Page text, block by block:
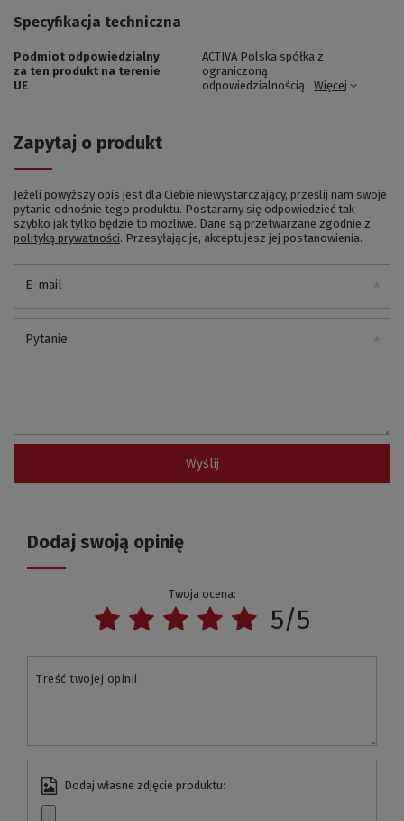
Specyfikacja techniczna
Podmiot odpowiedzialny
za ten produkt na terenie
UE
ACTIVA Polska spółka z
ograniczoną
odpowiedzialnością
Więcej
Zapytaj o produkt
Jeżeli powyższy opis jest dla Ciebie niewystarczający, prześlij nam swoje
pytanie odnośnie tego produktu. Postaramy się odpowiedzieć tak
szybko jak tylko będzie to możliwe. Dane są przetwarzane zgodnie z
polityką prywatności. Przesyłając je, akceptujesz jej postanowienia.
E-mail
Pytanie
Wyślij
Dodaj swoją opinię
Twoja ocena:
5/5
Treść twojej opinii
Dodaj własne zdjęcie produktu: